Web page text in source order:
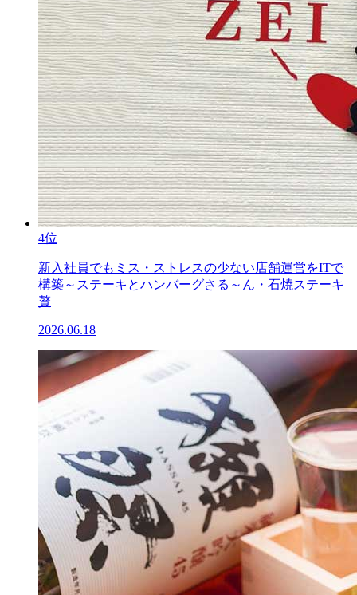
4位
新入社員でもミス・ストレスの少ない店舗運営をITで
構築～ステーキとハンバーグさる～ん・石焼ステーキ
贅
2026.06.18